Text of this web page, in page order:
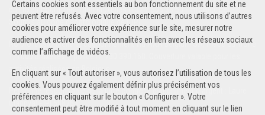
Certains cookies sont essentiels au bon fonctionnement du site et ne
peuvent être refusés. Avec votre consentement, nous utilisons d’autres
cookies pour améliorer votre expérience sur le site, mesurer notre
audience et activer des fonctionnalités en lien avec les réseaux sociaux
comme l’affichage de vidéos.
En cliquant sur « Tout autoriser », vous autorisez l’utilisation de tous les
cookies. Vous pouvez également définir plus précisément vos
préférences en cliquant sur le bouton « Configurer ». Votre
consentement peut être modifié à tout moment en cliquant sur le lien
du Luxembourg 16B, 1000 Bruxelles (+32 2 505 38 50 - info@ipi.be) -
Soumis aucode déontologique de l’ IPI
RC professionnelle et cautionnement via AXA Belgium SA, Place du Trône
1, 1000 Bruxelles – police n° 730.390.160. Couverture valable pour les
activités réalisées en Belgique
Personne responsable de la lutte contre la blanchiment d'argent : Laure
Clarinval - IPI 508763